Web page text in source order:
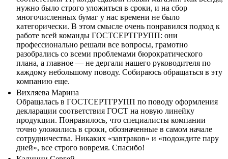
нужно было строго уложиться в сроки, и на сбор
многочисленных бумаг у нас времени не было
категорически. В этом смысле очень понравился подход к
работе всей команды ГОСТСЕРТГРУПП: они
профессионально решали все вопросы, грамотно
разобрались со всеми проблемами бюрократического
плана, а главное — не дергали нашего руководителя по
каждому небольшому поводу. Собираюсь обращаться в эту
компанию еще.
Вихляева Марина
Обращалась в ГОСТСЕРТГРУПП по поводу оформления
декларации соответствия ГОСТ на новую линейку
продукции. Понравилось, что специалисты компании
точно уложились в сроки, обозначенные в самом начале
сотрудничества. Никаких «завтраков» и «подождите пару
дней», все строго вовремя. Спасибо!